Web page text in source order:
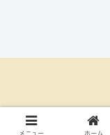
メニュー ホーム